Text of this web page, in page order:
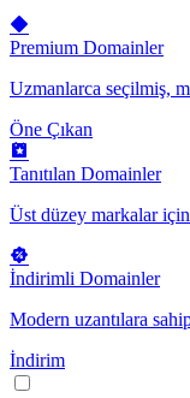
Premium Domainler
Uzmanlarca seçilmiş,
Öne Çıkan
Tanıtılan Domainler
Üst düzey markalar
İndirimli Domainler
Modern uzantılara
İndirim